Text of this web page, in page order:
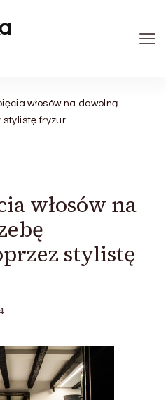
włosów na dowolną
fryzur.
włosów na
stylistę